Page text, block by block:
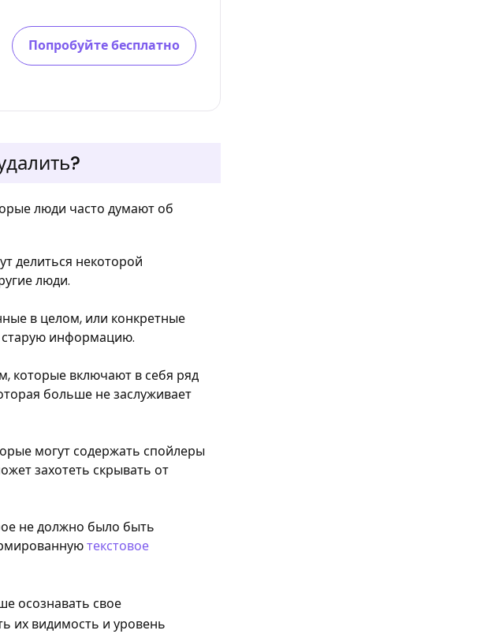
Попробуйте бесплатно
люди часто думают об
делиться некоторой
люди.
в целом, или конкретные
старую информацию.
которые включают в себя ряд
больше не заслуживает
могут содержать спойлеры
захотеть скрывать от
не должно было быть
текстовое
осознавать свое
их видимость и уровень